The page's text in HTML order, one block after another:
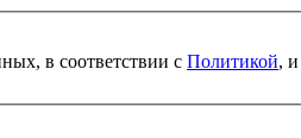
в соответствии с Политикой,